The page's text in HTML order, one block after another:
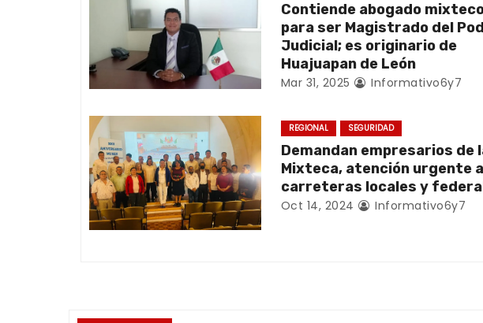
c
i
ó
n
d
e
Contiende abogado
para ser Magistrado del
Judicial; es originario de
Huajuapan de León
Mar 31, 2025 Informativo6y7
REGIONAL SEGURIDAD
Demandan empresarios de
Mixteca, atención urgente
carreteras locales y
Oct 14, 2024 Informativo6y7